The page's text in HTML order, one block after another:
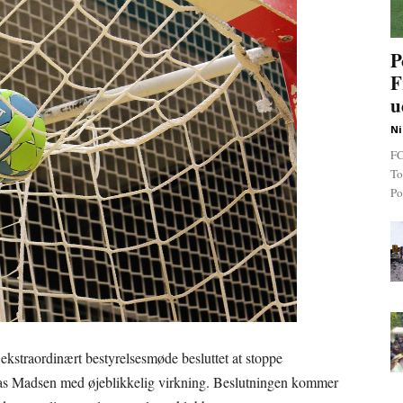
bestyrelsesmøde besluttet at stoppe
Madsen med øjeblikkelig virkning. Beslutningen kommer